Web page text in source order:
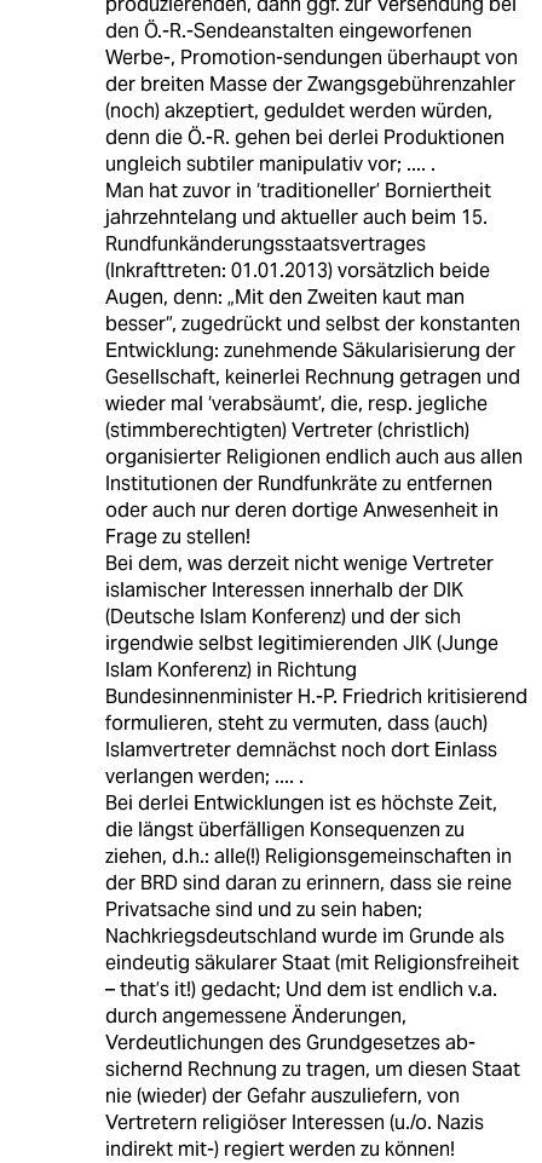
den Ö.-R.-Sendeanstalten eingeworfenen
Werbe-, Promotion-sendungen überhaupt von
der breiten Masse der Zwangsgebührenzahler
(noch) akzeptiert, geduldet werden würden,
denn die Ö.-R. gehen bei derlei Produktionen
ungleich subtiler manipulativ vor; .... .
Man hat zuvor in ‘traditioneller’ Borniertheit
jahrzehntelang und aktueller auch beim 15.
Rundfunkänderungsstaatsvertrages
(Inkrafttreten: 01.01.2013) vorsätzlich beide
Augen, denn: „Mit den Zweiten kaut man
besser“, zugedrückt und selbst der konstanten
Entwicklung: zunehmende Säkularisierung der
Gesellschaft, keinerlei Rechnung getragen und
wieder mal ‘verabsäumt’, die, resp. jegliche
(stimmberechtigten) Vertreter (christlich)
organisierter Religionen endlich auch aus allen
Institutionen der Rundfunkräte zu entfernen
oder auch nur deren dortige Anwesenheit in
Frage zu stellen!
Bei dem, was derzeit nicht wenige Vertreter
islamischer Interessen innerhalb der DIK
(Deutsche Islam Konferenz) und der sich
irgendwie selbst legitimierenden JIK (Junge
Islam Konferenz) in Richtung
Bundesinnenminister H.-P. Friedrich kritisierend
formulieren, steht zu vermuten, dass (auch)
Islamvertreter demnächst noch dort Einlass
verlangen werden; .... .
Bei derlei Entwicklungen ist es höchste Zeit,
die längst überfälligen Konsequenzen zu
ziehen, d.h.: alle(!) Religionsgemeinschaften in
der BRD sind daran zu erinnern, dass sie reine
Privatsache sind und zu sein haben;
Nachkriegsdeutschland wurde im Grunde als
eindeutig säkularer Staat (mit Religionsfreiheit
– that’s it!) gedacht; Und dem ist endlich v.a.
durch angemessene Änderungen,
Verdeutlichungen des Grundgesetzes ab-
sichernd Rechnung zu tragen, um diesen Staat
nie (wieder) der Gefahr auszuliefern, von
Vertretern religiöser Interessen (u./o. Nazis
indirekt mit-) regiert werden zu können!